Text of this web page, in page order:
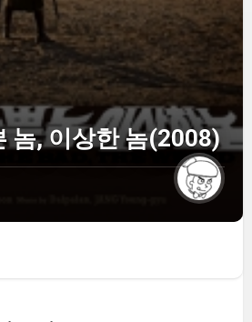
놈, 이상한 놈(2008)